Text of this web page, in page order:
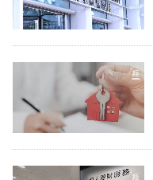
科
技
職
場
生